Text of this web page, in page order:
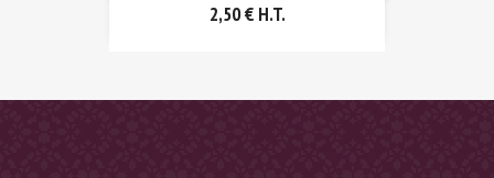
2,50 € H.T.